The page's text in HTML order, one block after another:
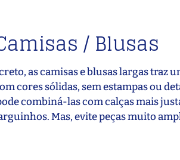
/ Blusas
as camisas e blusas largas traz
cores sólidas, sem estampas ou
combiná-las com calças mais
Mas, evite peças muito